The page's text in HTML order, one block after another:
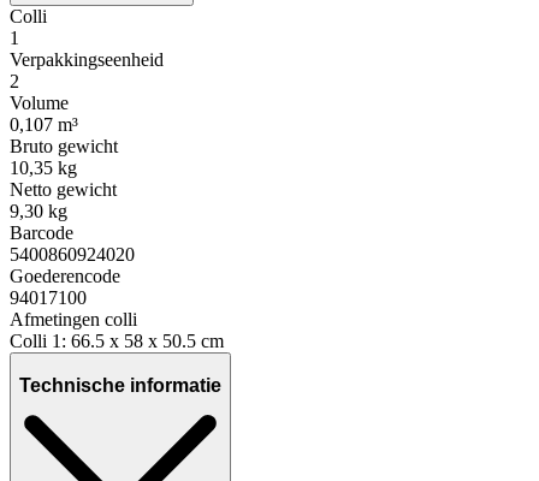
Colli
1
Verpakkingseenheid
2
Volume
0,107 m³
Bruto gewicht
10,35 kg
Netto gewicht
9,30 kg
Barcode
5400860924020
Goederencode
94017100
Afmetingen colli
Colli 1: 66.5 x 58 x 50.5 cm
Technische informatie